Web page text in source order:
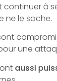
continuer à
ne le sache.
une
aussi